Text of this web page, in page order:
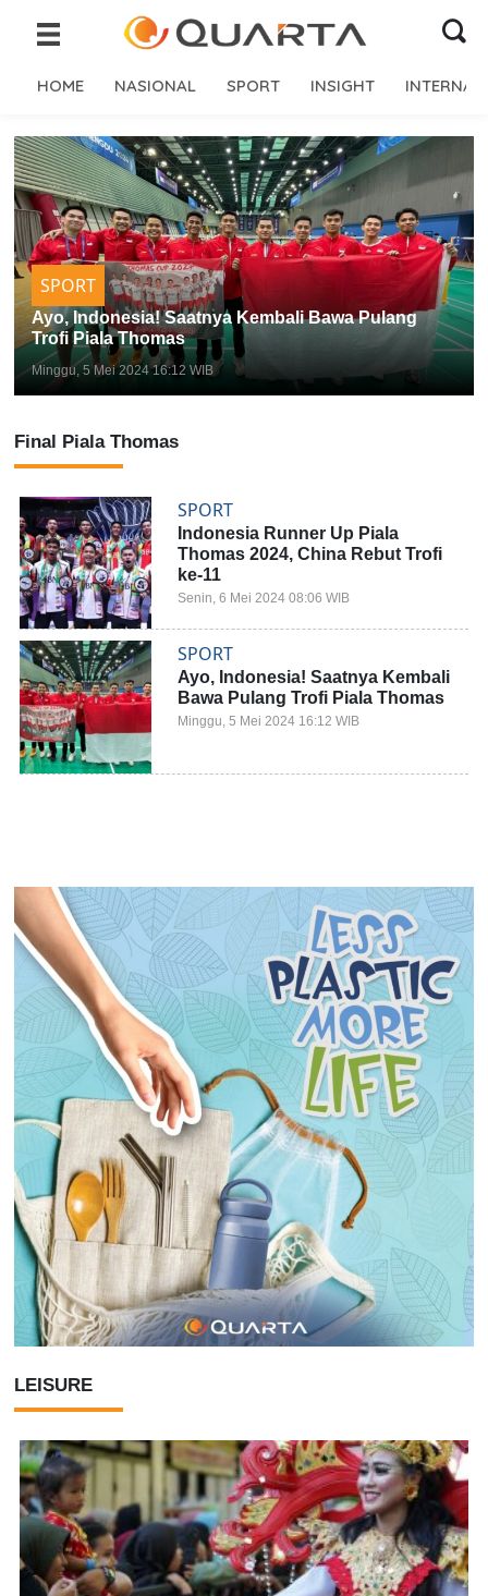
HOME NASIONAL SPORT INSIGHT
SPORT
Ayo, Indonesia! Saatnya Kembali Bawa Pulang
Trofi Piala Thomas
Minggu, 5 Mei 2024 16:12 WIB
LEISURE
Final Piala Thomas
SPORT
Indonesia Runner Up Piala
Thomas 2024, China Rebut Trofi
ke-11
Senin, 6 Mei 2024 08:06 WIB
SPORT
Ayo, Indonesia! Saatnya Kembali
Bawa Pulang Trofi Piala Thomas
Minggu, 5 Mei 2024 16:12 WIB